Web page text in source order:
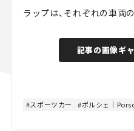
ラップは、それぞれの車両
記事の画像ギ
スポーツカー ポルシェ｜